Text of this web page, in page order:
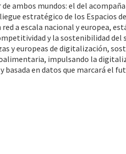
ambos mundos: el del
estratégico de los Espacios
a escala nacional y europea,
y la sostenibilidad del
y europeas de digitalización,
impulsando la
en datos que marcará el